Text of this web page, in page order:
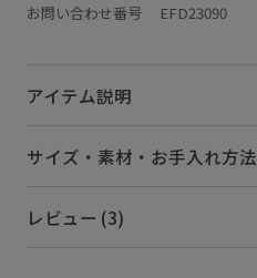
お問い合わせ番号 EFD23090
アイテム説明
サイズ・素材・お手入れ方法
レビュー (3)